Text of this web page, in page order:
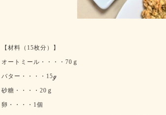
【材料（15枚分）】
オートミール・・・・70ｇ
バター・・・・15ℊ
砂糖・・・・20ｇ
卵・・・・1個